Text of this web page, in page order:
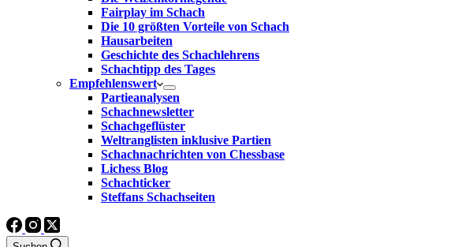
Fairplay im Schach
Die 10 größten Vorteile von Schach‎
Hausarbeiten
Geschichte des Schachlehrens
Schachtipp des Tages
Empfehlenswert
Partieanalysen
Schachnewsletter
Schachgeflüster
Weltranglisten inklusive Partien
Schachnachrichten von Chessbase
Lichess Blog
Schachticker
Steffans Schachseiten